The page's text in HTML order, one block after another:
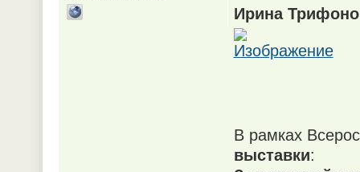
Ирина
В рамках
выставки: